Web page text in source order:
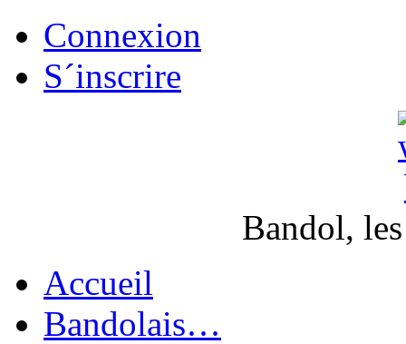
Connexion
S´inscrire
Bandol,
Accueil
Bandolais…